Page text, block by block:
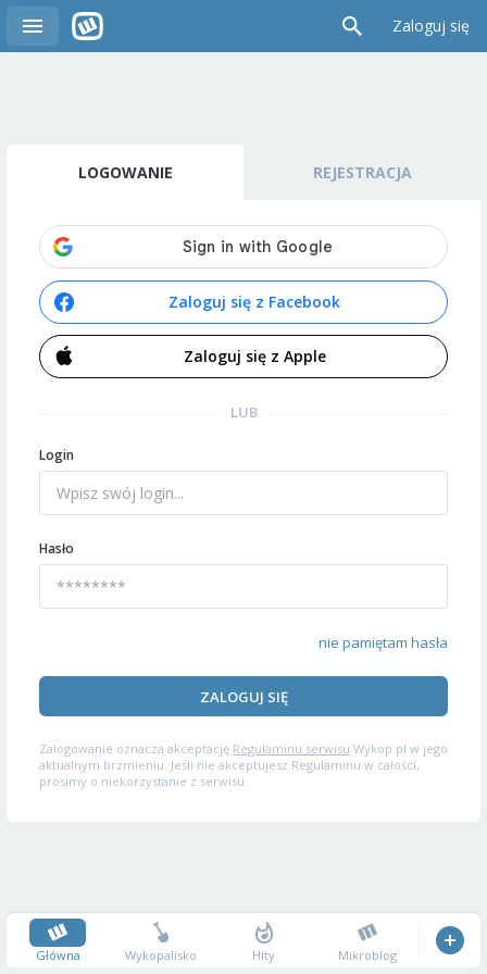
Zaloguj się
LOGOWANIE REJESTRACJA
Zaloguj się z Facebook
Zaloguj się z Apple
LUB
Login
Hasło
nie pamiętam hasła
ZALOGUJ SIĘ
Zalogowanie oznacza akceptację Regulaminu serwisu Wykop.pl w jego
aktualnym brzmieniu. Jeśli nie akceptujesz Regulaminu w całości,
prosimy o niekorzystanie z serwisu.
Główna Wykopalisko Hity Mikroblog